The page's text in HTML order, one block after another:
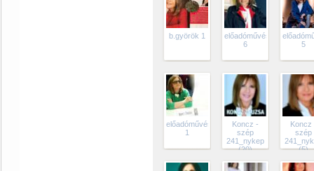
b.györök 1
előadóművész
6
5
előadóművész
1
Koncz -
szép
241_nykep
(20)
Koncz
szép
(5)